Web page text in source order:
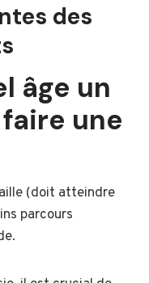
des
âge un
une
(doit atteindre
parcours